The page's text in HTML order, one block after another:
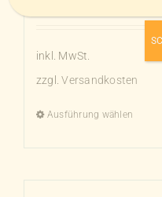
inkl. MwSt.
zzgl.Versandkosten
Ausführung wählen
Produkt